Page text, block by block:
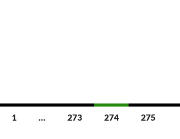
1 … 273 274 275